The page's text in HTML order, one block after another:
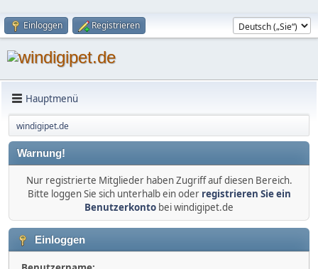
Einloggen Registrieren
Hauptmenü
windigipet.de
Warnung!
Nur registrierte Mitglieder haben Zugriff auf diesen Bereich.
Bitte loggen Sie sich unterhalb ein oder registrieren Sie ein
Benutzerkonto bei windigipet.de
Einloggen